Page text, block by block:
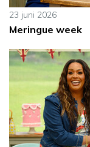
23 juni 2026
Meringue week